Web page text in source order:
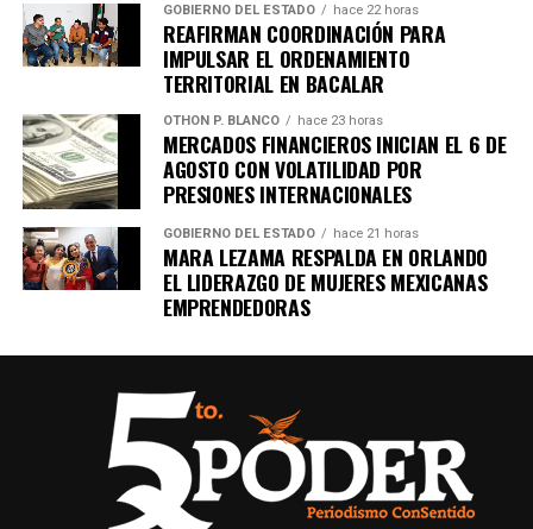
GOBIERNO DEL ESTADO hace 22 horas
REAFIRMAN COORDINACIÓN PARA
IMPULSAR EL ORDENAMIENTO
TERRITORIAL EN BACALAR
OTHON P. BLANCO hace 23 horas
MERCADOS FINANCIEROS INICIAN EL 6 DE
AGOSTO CON VOLATILIDAD POR
PRESIONES INTERNACIONALES
GOBIERNO DEL ESTADO hace 21 horas
MARA LEZAMA RESPALDA EN ORLANDO
EL LIDERAZGO DE MUJERES MEXICANAS
EMPRENDEDORAS